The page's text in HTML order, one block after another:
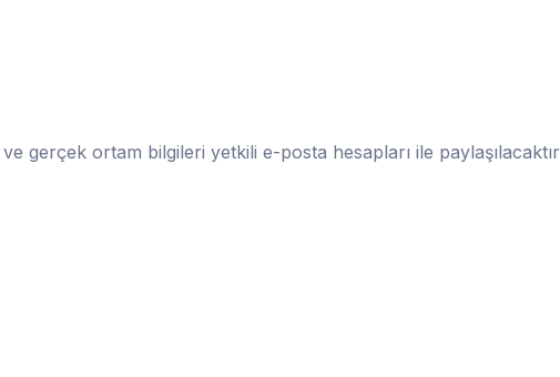
gerçek ortam bilgileri yetkili e-posta hesapları ile